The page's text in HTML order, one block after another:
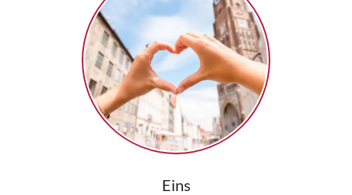
Eins